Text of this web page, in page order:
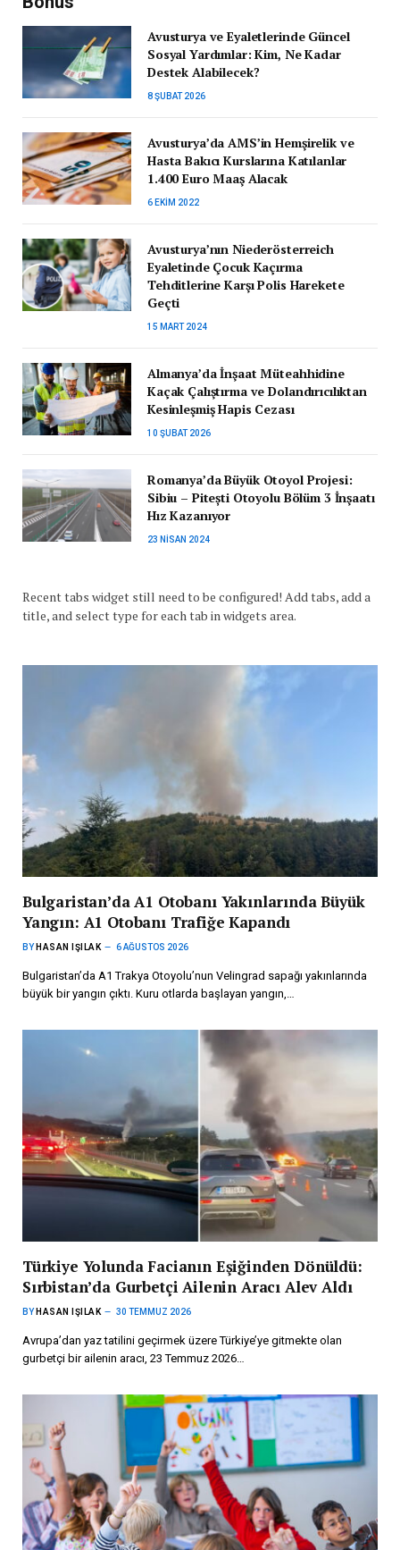
Avusturya ve Eyaletlerinde Güncel
Sosyal Yardımlar: Kim, Ne Kadar
Destek Alabilecek?
8 ŞUBAT 2026
Avusturya’da AMS’in Hemşirelik ve
Hasta Bakıcı Kurslarına Katılanlar
1.400 Euro Maaş Alacak
6 EKIM 2022
Avusturya’nın Niederösterreich
Eyaletinde Çocuk Kaçırma
Tehditlerine Karşı Polis Harekete
Geçti
15 MART 2024
Almanya’da İnşaat Müteahhidine
Kaçak Çalıştırma ve Dolandırıcılıktan
Kesinleşmiş Hapis Cezası
10 ŞUBAT 2026
Romanya’da Büyük Otoyol Projesi:
Sibiu – Pitești Otoyolu Bölüm 3 İnşaatı
Hız Kazanıyor
23 NISAN 2024
Recent tabs widget still need to be configured! Add tabs, add a
title, and select type for each tab in widgets area.
Bulgaristan’da A1 Otobanı Yakınlarında Büyük
Yangın: A1 Otobanı Trafiğe Kapandı
BY HASAN IŞILAK 6 AĞUSTOS 2026
Bulgaristan’da A1 Trakya Otoyolu’nun Velingrad sapağı yakınlarında
büyük bir yangın çıktı. Kuru otlarda başlayan yangın,…
Türkiye Yolunda Facianın Eşiğinden Dönüldü:
Sırbistan’da Gurbetçi Ailenin Aracı Alev Aldı
BY HASAN IŞILAK 30 TEMMUZ 2026
Avrupa’dan yaz tatilini geçirmek üzere Türkiye’ye gitmekte olan
gurbetçi bir ailenin aracı, 23 Temmuz 2026…